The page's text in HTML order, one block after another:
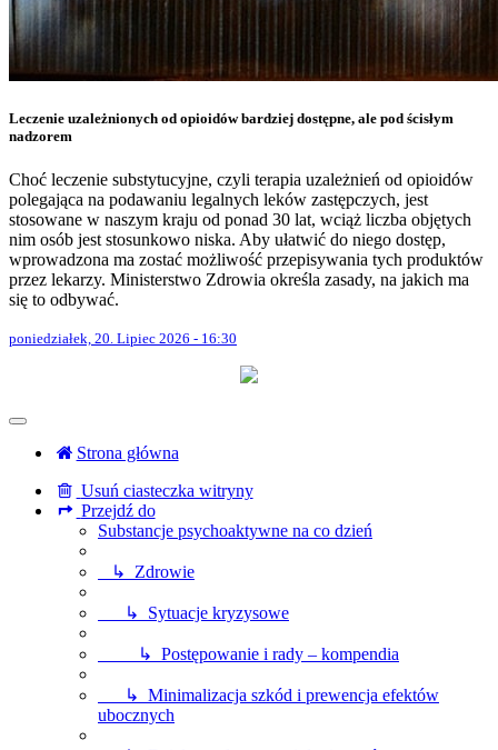
Leczenie uzależnionych od opioidów bardziej dostępne, ale pod ścisłym
nadzorem
Choć leczenie substytucyjne, czyli terapia uzależnień od opioidów
polegająca na podawaniu legalnych leków zastępczych, jest
stosowane w naszym kraju od ponad 30 lat, wciąż liczba objętych
nim osób jest stosunkowo niska. Aby ułatwić do niego dostęp,
wprowadzona ma zostać możliwość przepisywania tych produktów
przez lekarzy. Ministerstwo Zdrowia określa zasady, na jakich ma
się to odbywać.
poniedziałek, 20. Lipiec 2026 - 16:30
Strona główna
Usuń ciasteczka witryny
Przejdź do
Substancje psychoaktywne na co dzień
↳ Zdrowie
↳ Sytuacje kryzysowe
↳ Postępowanie i rady – kompendia
↳ Minimalizacja szkód i prewencja efektów
ubocznych